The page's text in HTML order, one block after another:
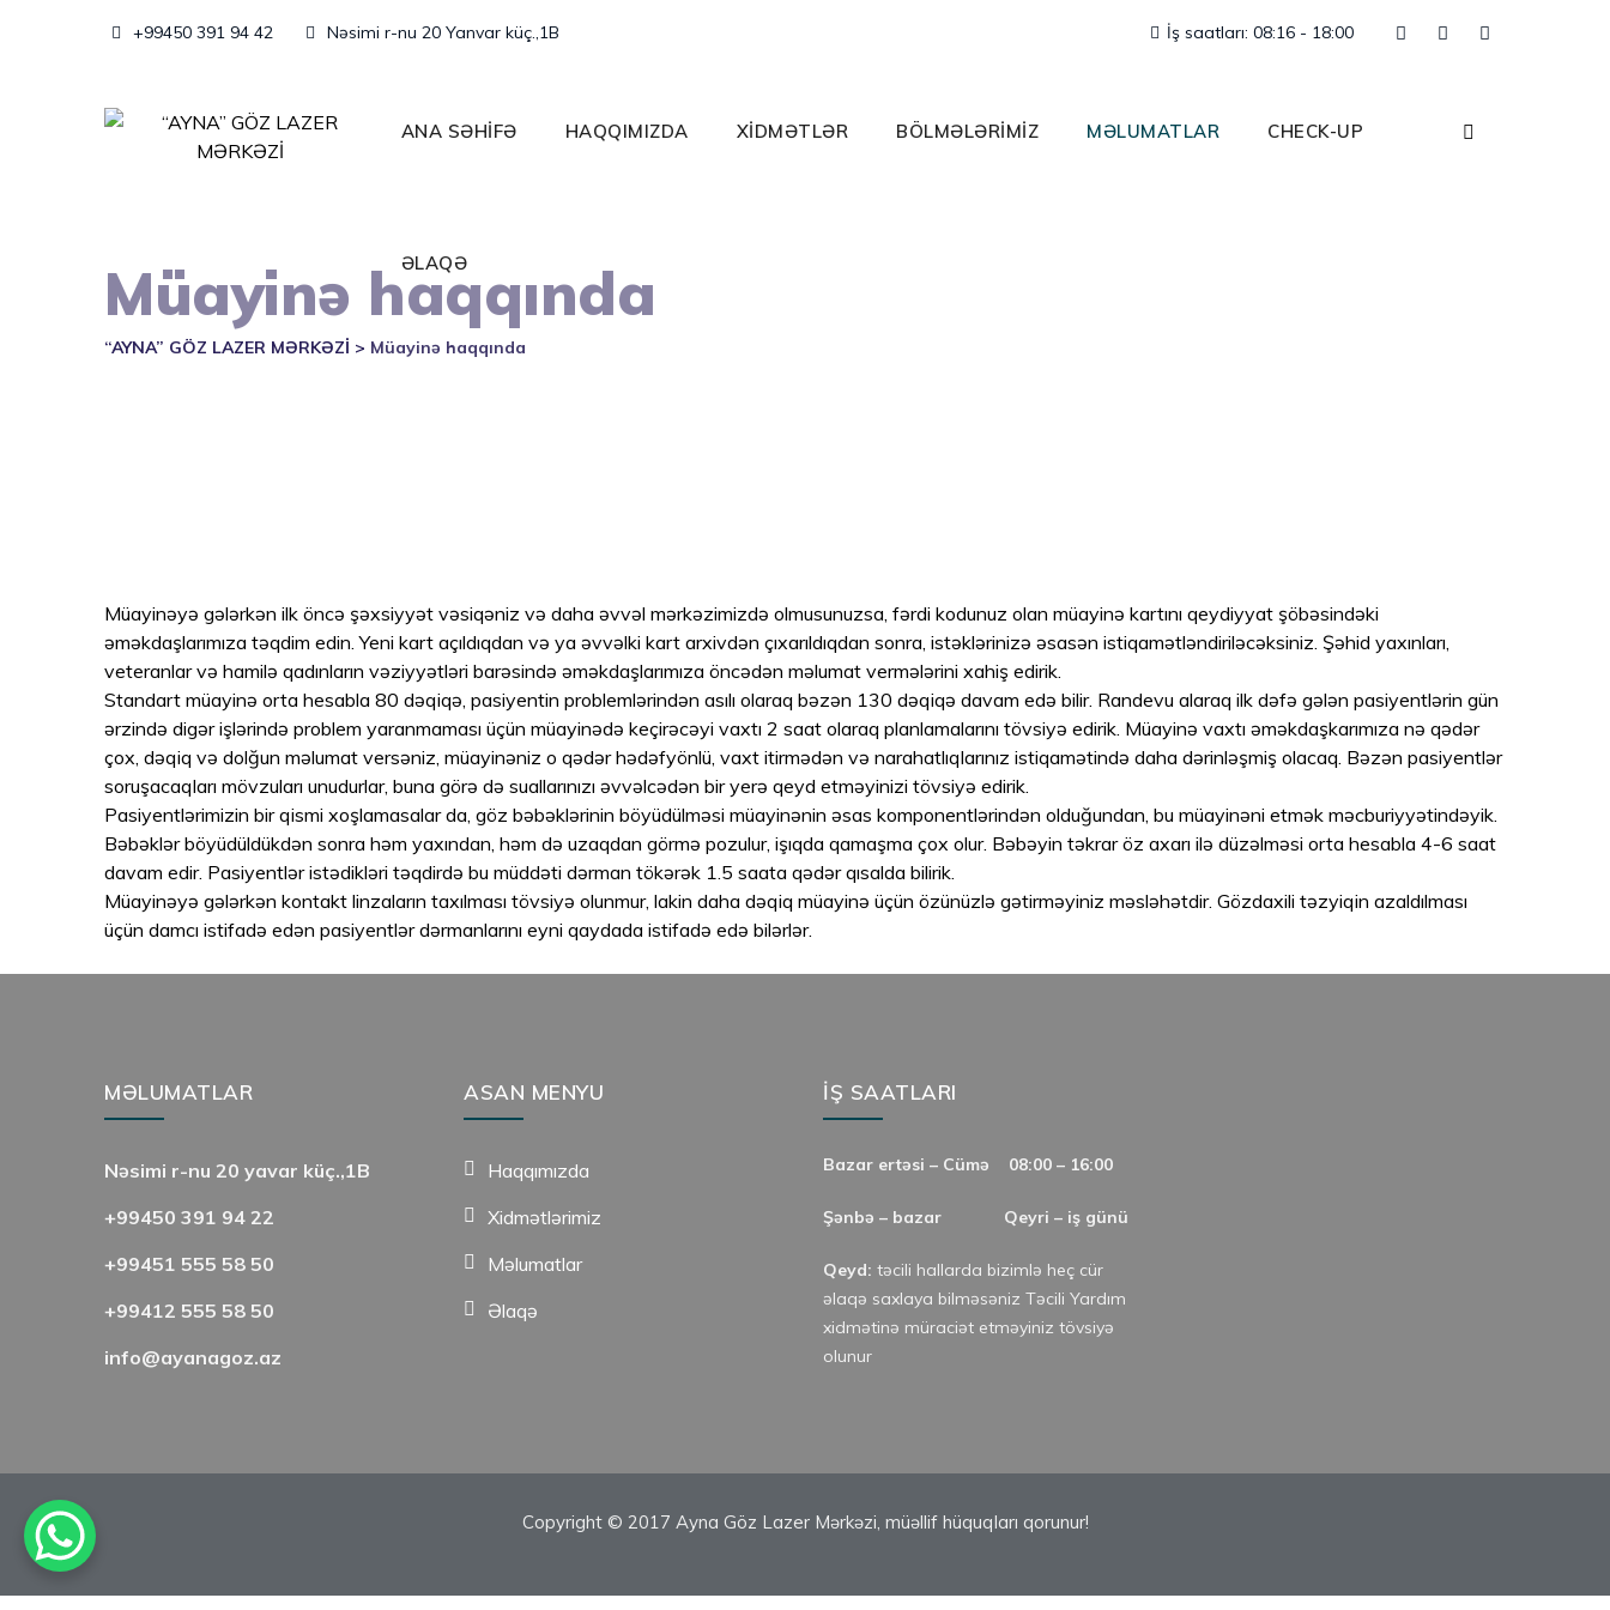
+99450 391 94 42 Nəsimi r-nu 20 Yanvar küç.,1B İş saatları: 08:16 - 18:00
ANA SƏHİFƏ HAQQIMIZDA XİDMƏTLƏR BÖLMƏLƏRİMİZ MƏLUMATLAR CHECK-UP
ƏLAQƏ
Müayinə haqqında
“AYNA” GÖZ LAZER MƏRKƏZİ > Müayinə haqqında
Müayinəyə gələrkən ilk öncə şəxsiyyət vəsiqəniz və daha əvvəl mərkəzimizdə olmusunuzsa, fərdi kodunuz olan müayinə kartını qeydiyyat şöbəsindəki
əməkdaşlarımıza təqdim edin. Yeni kart açıldıqdan və ya əvvəlki kart arxivdən çıxarıldıqdan sonra, istəklərinizə əsasən istiqamətləndiriləcəksiniz. Şəhid yaxınları,
veteranlar və hamilə qadınların vəziyyətləri barəsində əməkdaşlarımıza öncədən məlumat vermələrini xahiş edirik.
Standart müayinə orta hesabla 80 dəqiqə, pasiyentin problemlərindən asılı olaraq bəzən 130 dəqiqə davam edə bilir. Randevu alaraq ilk dəfə gələn pasiyentlərin gün
ərzində digər işlərində problem yaranmaması üçün müayinədə keçirəcəyi vaxtı 2 saat olaraq planlamalarını tövsiyə edirik. Müayinə vaxtı əməkdaşkarımıza nə qədər
çox, dəqiq və dolğun məlumat versəniz, müayinəniz o qədər hədəfyönlü, vaxt itirmədən və narahatlıqlarınız istiqamətində daha dərinləşmiş olacaq. Bəzən pasiyentlər
soruşacaqları mövzuları unudurlar, buna görə də suallarınızı əvvəlcədən bir yerə qeyd etməyinizi tövsiyə edirik.
Pasiyentlərimizin bir qismi xoşlamasalar da, göz bəbəklərinin böyüdülməsi müayinənin əsas komponentlərindən olduğundan, bu müayinəni etmək məcburiyyətindəyik.
Bəbəklər böyüdüldükdən sonra həm yaxından, həm də uzaqdan görmə pozulur, işıqda qamaşma çox olur. Bəbəyin təkrar öz axarı ilə düzəlməsi orta hesabla 4-6 saat
davam edir. Pasiyentlər istədikləri təqdirdə bu müddəti dərman tökərək 1.5 saata qədər qısalda bilirik.
Müayinəyə gələrkən kontakt linzaların taxılması tövsiyə olunmur, lakin daha dəqiq müayinə üçün özünüzlə gətirməyiniz məsləhətdir. Gözdaxili təzyiqin azaldılması
üçün damcı istifadə edən pasiyentlər dərmanlarını eyni qaydada istifadə edə bilərlər.
MƏLUMATLAR
Nəsimi r-nu 20 yavar küç.,1B
+99450 391 94 22
+99451 555 58 50
+99412 555 58 50
info@ayanagoz.az
ASAN MENYU
Haqqımızda
Xidmətlərimiz
Məlumatlar
Əlaqə
İŞ SAATLARI
Bazar ertəsi – Cümə 08:00 – 16:00
Şənbə – bazar Qeyri – iş günü
Qeyd: təcili hallarda bizimlə heç cür
əlaqə saxlaya bilməsəniz Təcili Yardım
xidmətinə müraciət etməyiniz tövsiyə
olunur
Copyright © 2017 Ayna Göz Lazer Mərkəzi, müəllif hüquqları qorunur!